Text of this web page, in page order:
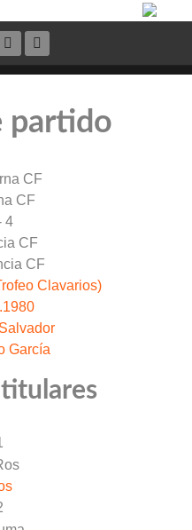
partido
CF
4
CF
Clavarios)
Garcí­a
titulares